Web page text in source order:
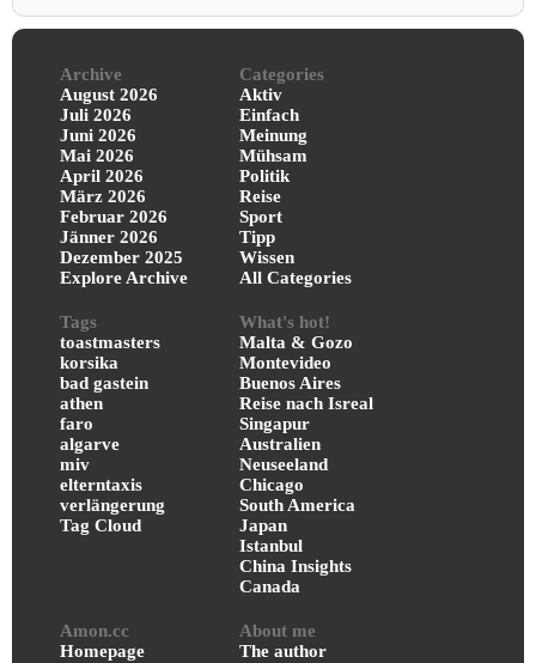
Archive
August 2026
Juli 2026
Juni 2026
Mai 2026
April 2026
März 2026
Februar 2026
Jänner 2026
Dezember 2025
Explore Archive
Categories
Aktiv
Einfach
Meinung
Mühsam
Politik
Reise
Sport
Tipp
Wissen
All Categories
Tags
toastmasters
korsika
bad gastein
athen
faro
algarve
miv
elterntaxis
verlängerung
Tag Cloud
What's hot!
Malta & Gozo
Montevideo
Buenos Aires
Reise nach Isreal
Singapur
Australien
Neuseeland
Chicago
South America
Japan
Istanbul
China Insights
Canada
Amon.cc
Homepage
About me
The author